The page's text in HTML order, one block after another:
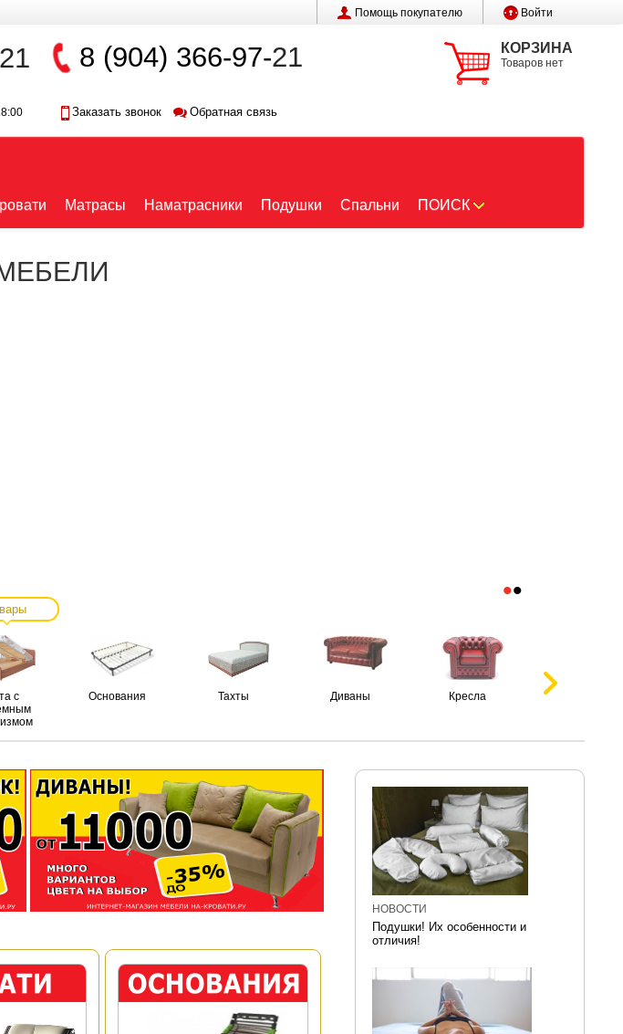
Помощь покупателю Войти
КОРЗИНА
Товаров нет
8 (904) 366-97-21
Заказать звонок Обратная связь
Матрасы Наматрасники Подушки Спальни ПОИСК
••
с
Основания Тахты Диваны Кресла
НОВОСТИ
Подушки! Их особенности и
отличия!